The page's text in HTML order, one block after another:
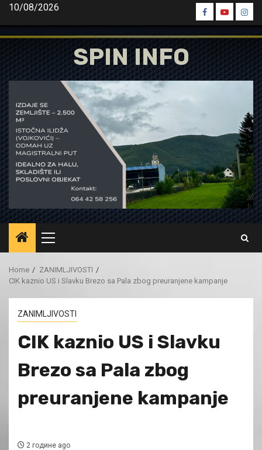
Skip
content
10/08/2026
Spin
Facebook
Spin
Youtube
Spin
SPIN INFO
Primary
Menu
Home
ZANIMLJIVOSTI
CIK kaznio US i Slavku Brezo sa Pala zbog preuranjene kampanje
ZANIMLJIVOSTI
CIK kaznio US i Slavku
Brezo sa Pala zbog
preuranjene kampanje
2 године ago